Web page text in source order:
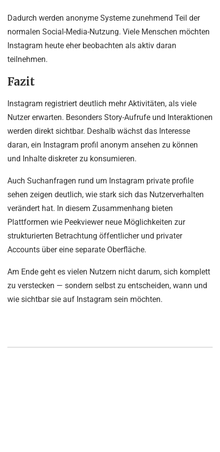
Dadurch werden anonyme Systeme zunehmend Teil der
normalen Social-Media-Nutzung. Viele Menschen möchten
Instagram heute eher beobachten als aktiv daran
teilnehmen.
Fazit
Instagram registriert deutlich mehr Aktivitäten, als viele
Nutzer erwarten. Besonders Story-Aufrufe und Interaktionen
werden direkt sichtbar. Deshalb wächst das Interesse
daran, ein Instagram profil anonym ansehen zu können
und Inhalte diskreter zu konsumieren.
Auch Suchanfragen rund um Instagram private profile
sehen zeigen deutlich, wie stark sich das Nutzerverhalten
verändert hat. In diesem Zusammenhang bieten
Plattformen wie Peekviewer neue Möglichkeiten zur
strukturierten Betrachtung öffentlicher und privater
Accounts über eine separate Oberfläche.
Am Ende geht es vielen Nutzern nicht darum, sich komplett
zu verstecken — sondern selbst zu entscheiden, wann und
wie sichtbar sie auf Instagram sein möchten.